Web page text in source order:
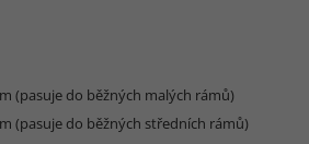
(pasuje do běžných malých rámů)
(pasuje do běžných středních rámů)